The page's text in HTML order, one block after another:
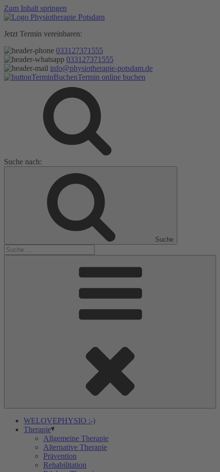
Zum Inhalt springen
Jetzt Termin vereinbaren:
033127371555
033127371555
info@physiotherapie-potsdam.de
Termin online buchen
Suche nach:
Suche
WELOVEPHYSIO :-)
Therapie
Allgemeine Therapie
Alternative Therapie
Prävention
Rehabilitation